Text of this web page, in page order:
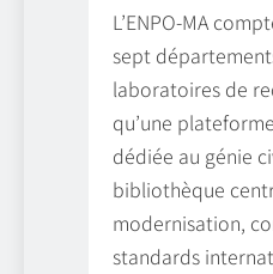
L’ENPO-MA
sept
laboratoires de
qu’une
dédiée au génie
bibliothèque
modernisation,
standards